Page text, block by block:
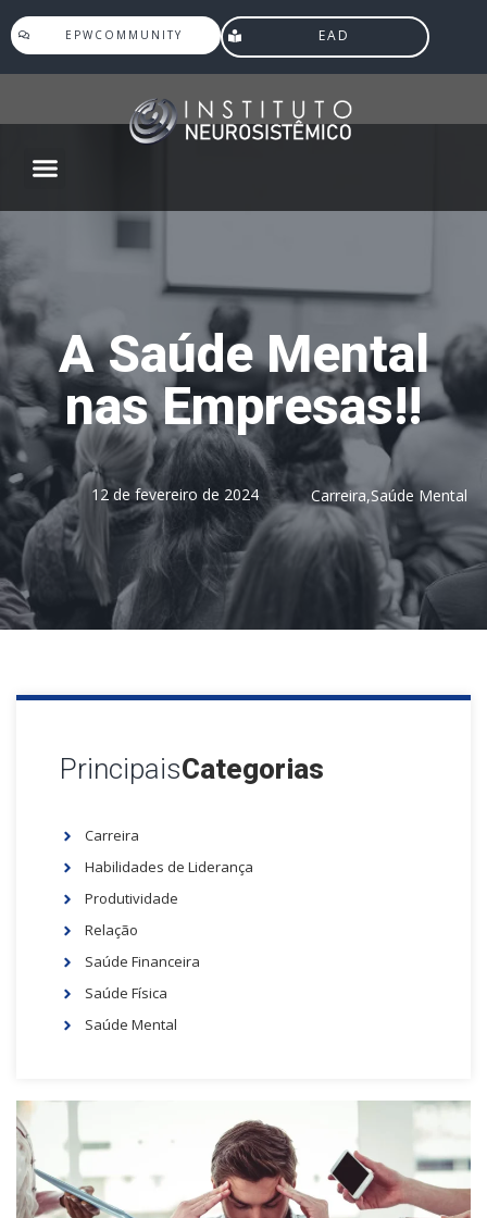
EPWCOMMUNITY EAD
A Saúde Mental
nas Empresas!!
12 de fevereiro de 2024 Carreira,Saúde Mental
PrincipaisCategorias
Carreira
Habilidades de Liderança
Produtividade
Relação
Saúde Financeira
Saúde Física
Saúde Mental